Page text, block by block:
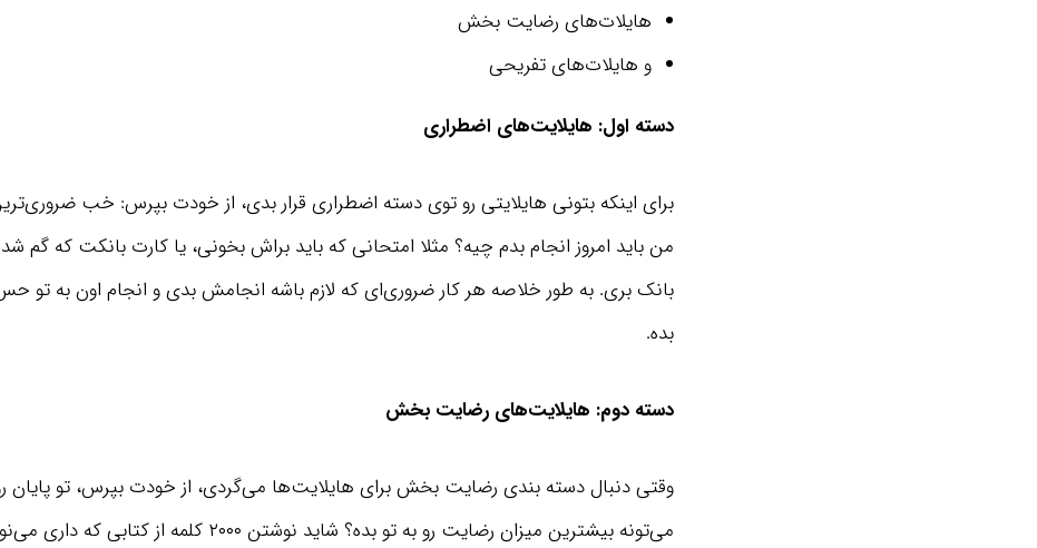
هایلات‌های رضایت بخش
و هایلات‌های تفریحی
دسته اول: هایلایت‌های اضطراری
برای اینکه بتونی هایلایتی رو توی دسته اضطراری قرار بدی، از خودت بپرس: خب
من باید امروز انجام بدم چیه؟ مثلا امتحانی که باید براش بخونی، یا کارت بانکت که گم
بانک بری. به طور خلاصه هر کار ضروری‌ای که لازم باشه انجامش بدی و انجام اون به تو
بده.
دسته دوم: هایلایت‌های رضایت بخش
وقتی دنبال دسته بندی رضایت بخش برای هایلایت‌ها می‌گردی، از خودت بپرس، تو پایان
می‌تونه بیشترین میزان رضایت رو به تو بده؟ شاید نوشتن ۲۰۰۰ کلمه